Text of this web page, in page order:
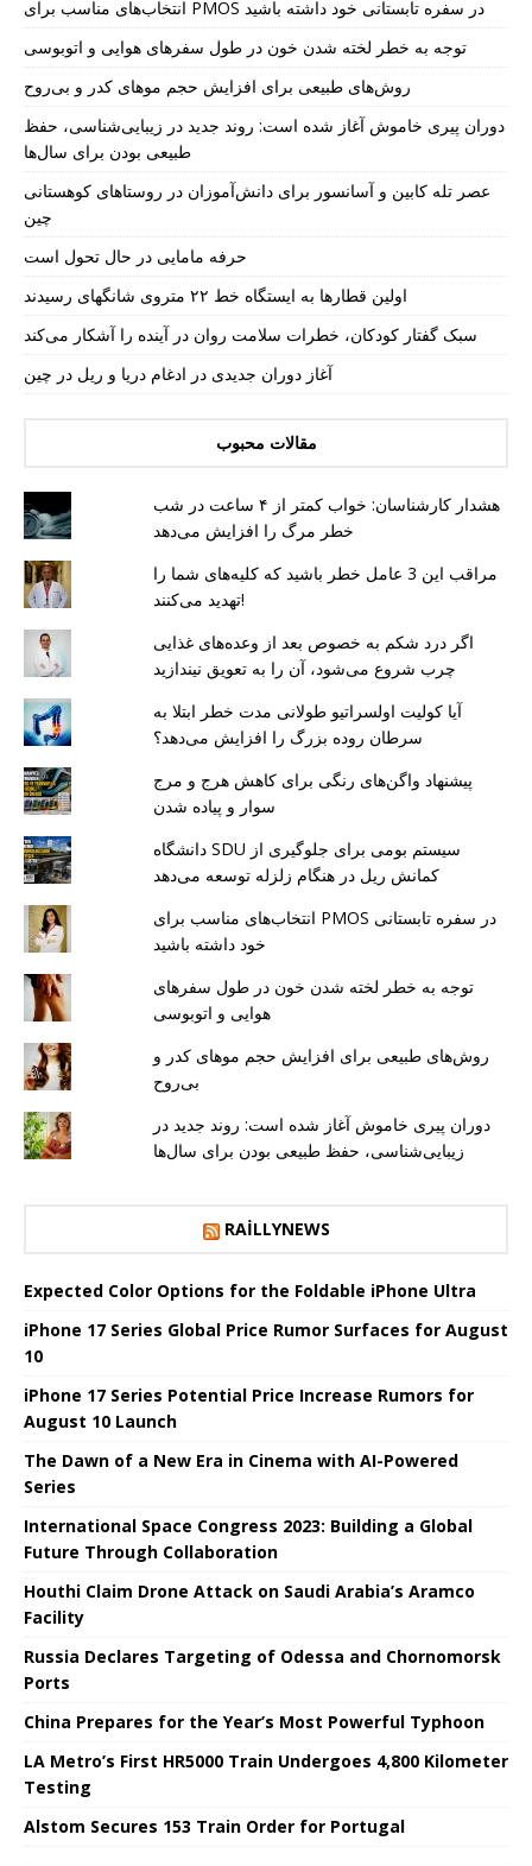
انتخاب‌های مناسب برای PMOS در سفره تابستانی خود داشته باشید
توجه به خطر لخته شدن خون در طول سفرهای هوایی و اتوبوسی
روش‌های طبیعی برای افزایش حجم موهای کدر و بی‌روح
دوران پیری خاموش آغاز شده است: روند جدید در زیبایی‌شناسی، حفظ
طبیعی بودن برای سال‌ها
عصر تله کابین و آسانسور برای دانش‌آموزان در روستاهای کوهستانی
چین
حرفه مامایی در حال تحول است
اولین قطارها به ایستگاه خط ۲۲ متروی شانگهای رسیدند
سبک گفتار کودکان، خطرات سلامت روان در آینده را آشکار می‌کند
آغاز دوران جدیدی در ادغام دریا و ریل در چین
مقالات محبوب
هشدار کارشناسان: خواب کمتر از ۴ ساعت در شب
خطر مرگ را افزایش می‌دهد
مراقب این 3 عامل خطر باشید که کلیه‌های شما را
تهدید می‌کنند!
اگر درد شکم به خصوص بعد از وعده‌های غذایی
چرب شروع می‌شود، آن را به تعویق نیندازید
آیا کولیت اولسراتیو طولانی مدت خطر ابتلا به
سرطان روده بزرگ را افزایش می‌دهد؟
پیشنهاد واگن‌های رنگی برای کاهش هرج و مرج
سوار و پیاده شدن
دانشگاه SDU سیستم بومی برای جلوگیری از
کمانش ریل در هنگام زلزله توسعه می‌دهد
انتخاب‌های مناسب برای PMOS در سفره تابستانی
خود داشته باشید
توجه به خطر لخته شدن خون در طول سفرهای
هوایی و اتوبوسی
روش‌های طبیعی برای افزایش حجم موهای کدر و
بی‌روح
دوران پیری خاموش آغاز شده است: روند جدید در
زیبایی‌شناسی، حفظ طبیعی بودن برای سال‌ها
RAILLYNEWS
Expected Color Options for the Foldable iPhone Ultra
iPhone 17 Series Global Price Rumor Surfaces for August
10
iPhone 17 Series Potential Price Increase Rumors for
August 10 Launch
The Dawn of a New Era in Cinema with AI-Powered
Series
International Space Congress 2023: Building a Global
Future Through Collaboration
Houthi Claim Drone Attack on Saudi Arabia’s Aramco
Facility
Russia Declares Targeting of Odessa and Chornomorsk
Ports
China Prepares for the Year’s Most Powerful Typhoon
LA Metro’s First HR5000 Train Undergoes 4,800 Kilometer
Testing
Alstom Secures 153 Train Order for Portugal